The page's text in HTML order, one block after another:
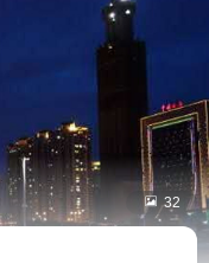
 32